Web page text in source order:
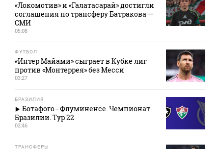
«Локомотив» и «Галатасарай» достигли
соглашения по трансферу Батракова —
СМИ
05:08
ФУТБОЛ
«Интер Майами» сыграет в Кубке лиг
против «Монтеррея» без Месси
03:27
БРАЗИЛИЯ
Ботафого - Флуминенсе. Чемпионат
Бразилии. Тур 22
02:46
ТРАНСФЕРЫ